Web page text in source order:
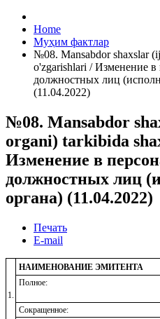
Home
Муҳим фактлар
№08. Mansabdor shaxslar
o'zgarishlari / Изменение в
должностных лиц
(11.04.2022)
№08. Mansabdor
organi) tarkibida
Изменение в
должностных лиц
органа) (11.04.2022)
Печать
E-mail
1.
НАИМЕНОВАНИЕ ЭМИТЕНТА
Полное:
Сокращенное: